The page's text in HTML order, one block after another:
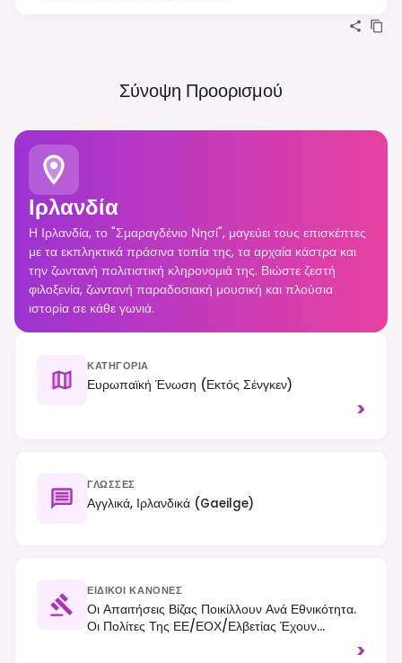
Σύνοψη Προορισμού
Ιρλανδία
Η Ιρλανδία, το "Σμαραγδένιο Νησί", μαγεύει τους επισκέπτες
με τα εκπληκτικά πράσινα τοπία της, τα αρχαία κάστρα και
την ζωντανή πολιτιστική κληρονομιά της. Βιώστε ζεστή
φιλοξενία, ζωντανή παραδοσιακή μουσική και πλούσια
ιστορία σε κάθε γωνιά.
ΚΑΤΗΓΟΡΊΑ
Ευρωπαϊκή Ένωση (εκτός Σένγκεν)
>
ΓΛΏΣΣΕΣ
Αγγλικά, Ιρλανδικά (Gaeilge)
ΕΙΔΙΚΟΊ ΚΑΝΌΝΕΣ
Οι Απαιτήσεις Βίζας Ποικίλλουν Ανά Εθνικότητα.
Οι Πολίτες Της ΕΕ/ΕΟΧ/Ελβετίας Έχουν
>